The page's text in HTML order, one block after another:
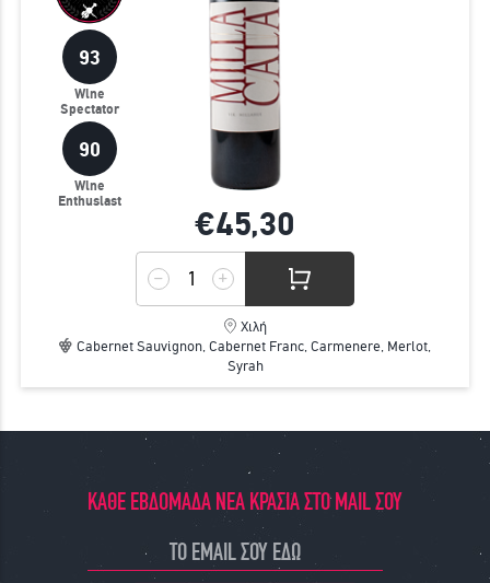
93
Wine
Spectator
90
Wine
Enthusiast
€45,30
Χιλή
Cabernet Sauvignon, Cabernet Franc, Carmenere, Merlot,
Syrah
ΚΑΘΕ ΕΒΔΟΜΑΔΑ ΝΕΑ ΚΡΑΣΙΑ ΣΤΟ MAIL ΣΟΥ